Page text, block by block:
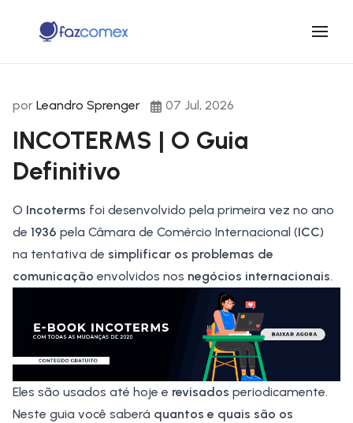
por Leandro Sprenger 07 Jul, 2026
INCOTERMS | O Guia
Definitivo
O Incoterms foi desenvolvido pela primeira vez no ano
de 1936 pela Câmara de Comércio Internacional (ICC)
na tentativa de simplificar os problemas de
comunicação envolvidos nos negócios internacionais.
Eles são usados até hoje e revisados periodicamente.
Neste guia você saberá quantos e quais são os